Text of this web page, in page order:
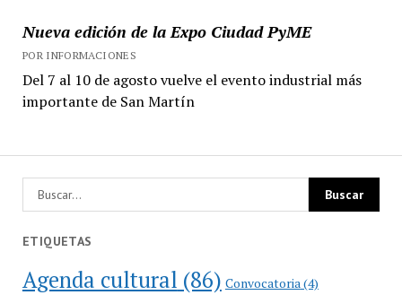
Nueva edición de la Expo Ciudad PyME
POR INFORMACIONES
Del 7 al 10 de agosto vuelve el evento industrial más
importante de San Martín
ETIQUETAS
Agenda cultural (86) Convocatoria (4)